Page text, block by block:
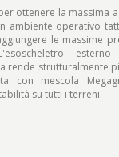
ottenere la massima
ambiente operativo
le massime
rende strutturalmente
con mescola
su tutti i terreni.